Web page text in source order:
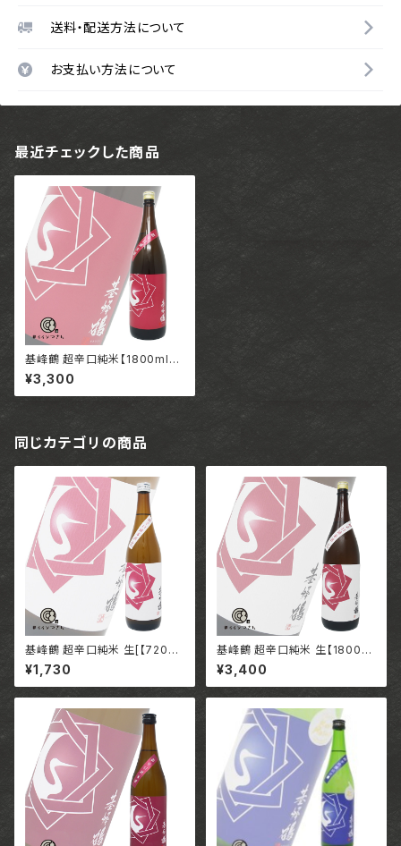
送料・配送方法について
お支払い方法について
最近チェックした商品
基峰鶴 超辛口純米【1800ml】/
佐賀 合資会社基山商店
¥3,300
同じカテゴリの商品
基峰鶴 超辛口純米 生[【720m
l】/ 佐賀 合資会社基山商店
¥1,730
基峰鶴 超辛口純米 生【1800m
l】/ 佐賀 合資会社基山商店
¥3,400